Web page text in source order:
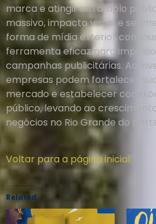
marca e atingir um amplo
massivo, impacto visual e
forma de mídia exterior
ferramenta eficaz para
campanhas publicitárias. Ao
empresas podem fortalecer
mercado e estabelecer
público, levando ao
negócios no Rio Grande do
Voltar para a página inicial.
Related